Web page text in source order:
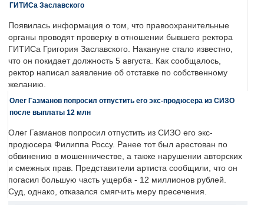
ГИТИСа Заславского
Появилась информация о том, что правоохранительные
органы проводят проверку в отношении бывшего ректора
ГИТИСа Григория Заславского. Накануне стало известно,
что он покидает должность 5 августа. Как сообщалось,
ректор написал заявление об отставке по собственному
желанию.
Олег Газманов попросил отпустить его экс-продюсера из СИЗО
после выплаты 12 млн
Олег Газманов попросил отпустить из СИЗО его экс-
продюсера Филиппа Россу. Ранее тот был арестован по
обвинению в мошенничестве, а также нарушении авторских
и смежных прав. Представители артиста сообщили, что он
погасил большую часть ущерба - 12 миллионов рублей.
Суд, однако, отказался смягчить меру пресечения.